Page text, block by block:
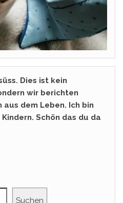
Dies ist kein
wir berichten
dem Leben. Ich bin
Schön das du da
Suchen